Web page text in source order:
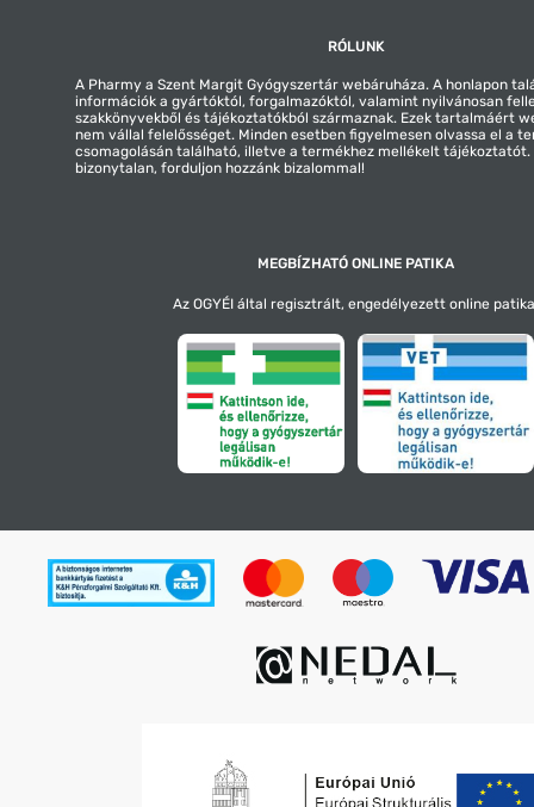
RÓLUNK
A Pharmy a Szent Margit Gyógyszertár webáruháza. A honlapon
információk a gyártóktól, forgalmazóktól, valamint nyilvánosan
szakkönyvekből és tájékoztatókból származnak. Ezek tartalmáért
nem vállal felelősséget. Minden esetben figyelmesen olvassa el a
csomagolásán található, illetve a termékhez mellékelt tájékoztatót.
bizonytalan, forduljon hozzánk bizalommal!
MEGBÍZHATÓ ONLINE PATIKA
Az OGYÉI által regisztrált, engedélyezett online